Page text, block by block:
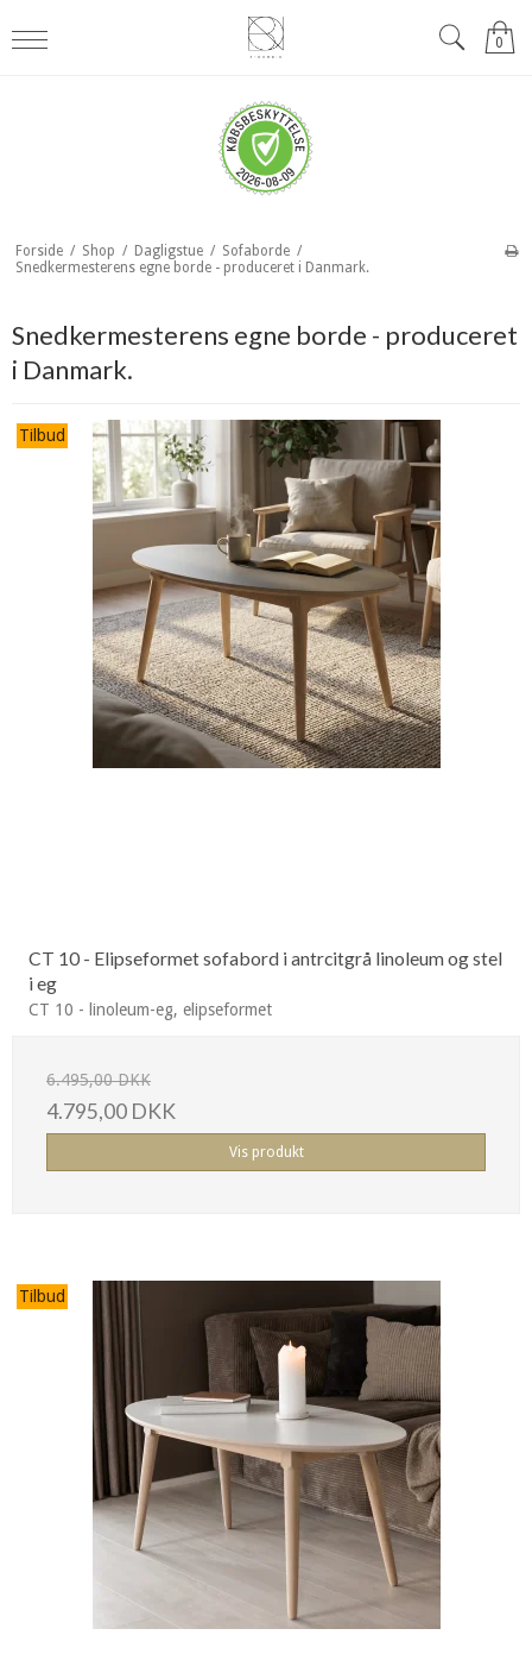
0
Forside / Shop / Dagligstue / Sofaborde /
Snedkermesterens egne borde - produceret i Danmark.
Snedkermesterens egne borde - produceret
i Danmark.
Tilbud
CT 10 - Elipseformet sofabord i antrcitgrå linoleum og stel
i eg
CT 10 - linoleum-eg, elipseformet
6.495,00 DKK
4.795,00 DKK
Vis produkt
Tilbud